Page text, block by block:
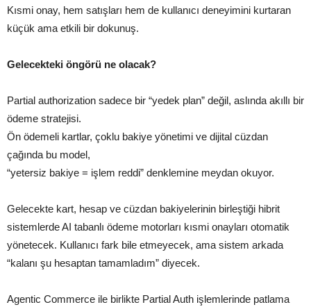
Kısmi onay, hem satışları hem de kullanıcı deneyimini kurtaran
küçük ama etkili bir dokunuş.
Gelecekteki öngörü ne olacak?
Partial authorization sadece bir “yedek plan” değil, aslında akıllı bir
ödeme stratejisi.
Ön ödemeli kartlar, çoklu bakiye yönetimi ve dijital cüzdan
çağında bu model,
“yetersiz bakiye = işlem reddi” denklemine meydan okuyor.
Gelecekte kart, hesap ve cüzdan bakiyelerinin birleştiği hibrit
sistemlerde AI tabanlı ödeme motorları kısmi onayları otomatik
yönetecek. Kullanıcı fark bile etmeyecek, ama sistem arkada
“kalanı şu hesaptan tamamladım” diyecek.
Agentic Commerce ile birlikte Partial Auth işlemlerinde patlama